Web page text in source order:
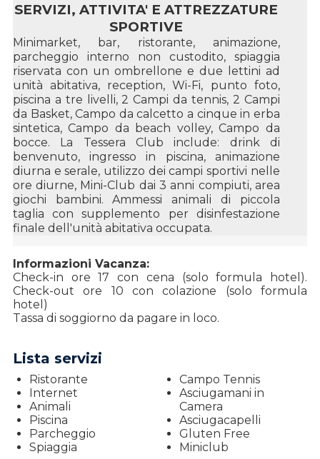
SERVIZI, ATTIVITA' E ATTREZZATURE
SPORTIVE
Minimarket, bar, ristorante, animazione,
parcheggio interno non custodito, spiaggia
riservata con un ombrellone e due lettini ad
unità abitativa, reception, Wi-Fi, punto foto,
piscina a tre livelli, 2 Campi da tennis, 2 Campi
da Basket, Campo da calcetto a cinque in erba
sintetica, Campo da beach volley, Campo da
bocce. La Tessera Club include: drink di
benvenuto, ingresso in piscina, animazione
diurna e serale, utilizzo dei campi sportivi nelle
ore diurne, Mini-Club dai 3 anni compiuti, area
giochi bambini. Ammessi animali di piccola
taglia con supplemento per disinfestazione
finale dell'unità abitativa occupata.
Informazioni Vacanza:
Check-in ore 17 con cena (solo formula hotel).
Check-out ore 10 con colazione (solo formula
hotel)
Tassa di soggiorno da pagare in loco.
Lista servizi
Ristorante
Internet
Animali
Piscina
Parcheggio
Spiaggia
Campo Tennis
Asciugamani in
Camera
Asciugacapelli
Gluten Free
Miniclub